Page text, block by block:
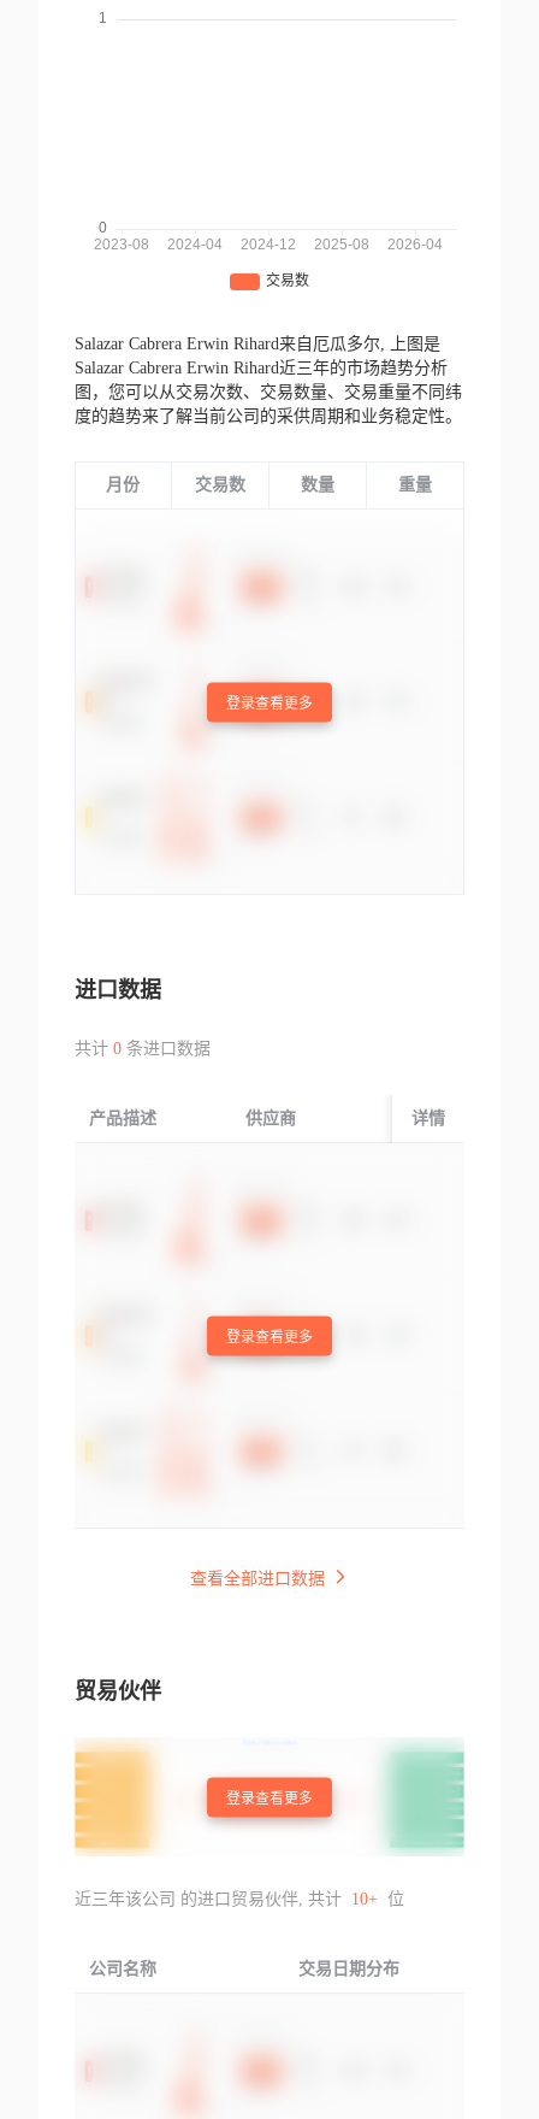
Salazar Cabrera Erwin Rihard来自厄瓜多尔,
上图是
Salazar Cabrera Erwin Rihard近三年的市场趋势分析
图，您可以从交易次数、交易数量、交易重量不同纬
度的趋势来了解当前公司的采供周期和业务稳定性。
月份 交易数 数量 重量
登录查看更多
进口数据
共计 0条进口数据
产品描述 供应商 起运国/地区
详情
登录查看更多
查看全部进口数据
贸易伙伴
登录查看更多
近三年该公司 的进口贸易伙伴, 共计 10+ 位
公司名称 交易日期分布